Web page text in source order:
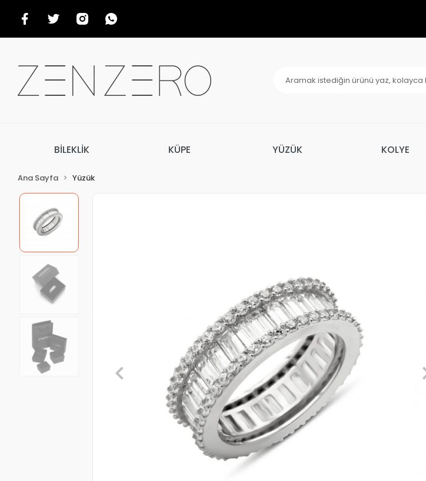
BİLEKLİK KÜPE YÜZÜK KOLYE
Ana Sayfa Yüzük